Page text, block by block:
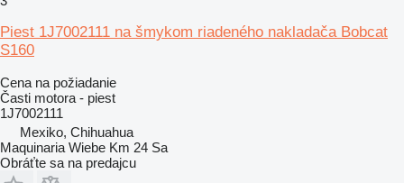
Piest 1J7002111 na šmykom riadeného nakladača Bobcat
S160
Cena na požiadanie
Časti motora - piest
1J7002111
Mexiko, Chihuahua
Maquinaria Wiebe Km 24 Sa
Obráťte sa na predajcu